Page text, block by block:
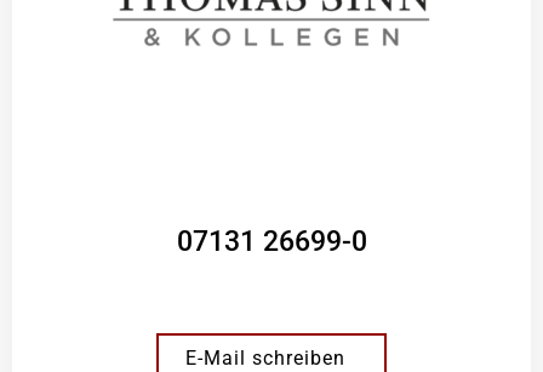
07131 26699-0
E-Mail schreiben